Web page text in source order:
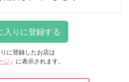
に登録したお店は
ジ 」に表示されます。